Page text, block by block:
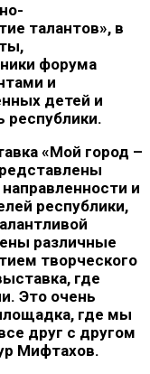
талантов», в
форума
и
детей и
«Мой город –
и
республики,
различные
творческого
где
Это очень
где мы
друг с другом
Мифтахов.